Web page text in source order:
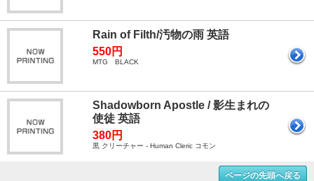
Rain of Filth/汚物の雨 英語
550円
MTG BLACK
Shadowborn Apostle / 影生まれの
使徒 英語
380円
黒 クリーチャー - Human Cleric コモン
ページの先頭へ戻る